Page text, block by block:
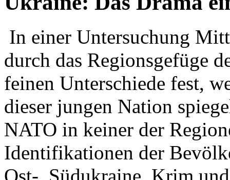
In einer Untersuchung
durch das Regionsgefüge
feinen Unterschiede fest,
dieser jungen Nation
NATO in keiner der
Identifikationen der